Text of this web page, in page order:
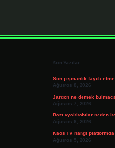
Son Yazılar
Son pişmanlık fayda
Ağustos 8, 2026
Jargon ne demek
Ağustos 7, 2026
Bazı ayakkabılar neden
Ağustos 6, 2026
Kaos TV hangi platformda
Ağustos 5, 2026